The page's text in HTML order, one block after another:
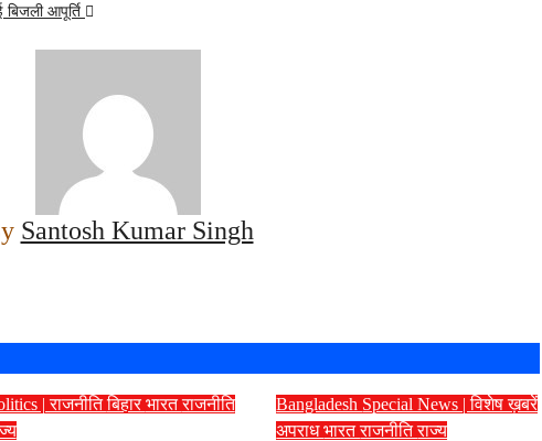
आपूर्ति
Santosh Kumar Singh
| राजनीतिबिहार भारतराजनीति
Bangladesh Special News | विशेष ख़बरें
अपराधभारतराजनीतिराज्य